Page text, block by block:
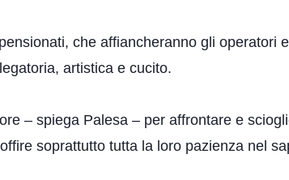
che affiancheranno gli operatori
artistica e cucito.
– spiega Palesa – per affrontare e
soprattutto tutta la loro pazienza nel